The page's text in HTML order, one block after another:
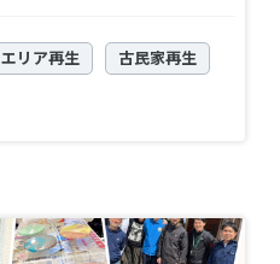
エリア再生 古民家再生